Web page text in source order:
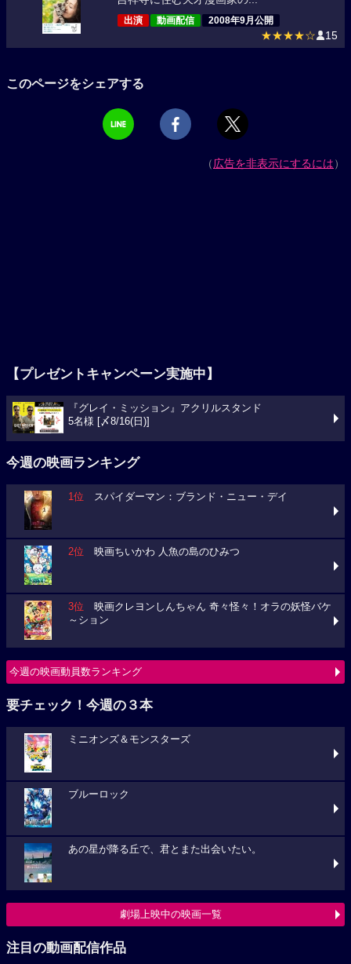
出演 動画配信 2008年9月公開
★★★★☆ 15
このページをシェアする
（広告を非表示にするには）
【プレゼントキャンペーン実施中】
『グレイ・ミッション』アクリルスタンド
5名様 [〆8/16(日)]
今週の映画ランキング
1位 スパイダーマン：ブランド・ニュー・デイ
2位 映画ちいかわ 人魚の島のひみつ
3位 映画クレヨンしんちゃん 奇々怪々！オラの妖怪バケ
～ション
今週の映画動員数ランキング
要チェック！今週の３本
ミニオンズ＆モンスターズ
ブルーロック
あの星が降る丘で、君とまた出会いたい。
劇場上映中の映画一覧
注目の動画配信作品